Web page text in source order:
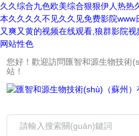
久久综合九色欧美综合狠狠伊人热热
本久久久久不见久久见免费影院
又爽又黄的视频在线观看,狼群影院
网站性色
您好！歡迎訪問匯智和源生物技術
站！